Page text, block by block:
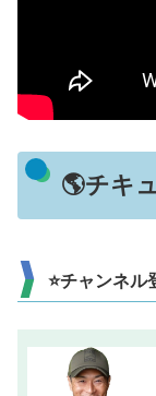
🌎チキ
⭐チャンネル